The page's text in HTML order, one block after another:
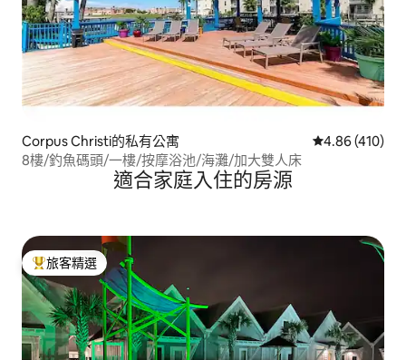
Corpus Christi的私有公寓 從 410 則評價
4.86 (410)
8樓/釣魚碼頭/一樓/按摩浴池/海灘/加大雙人床
適合家庭入住的房源
旅客精選榜首
旅客精選